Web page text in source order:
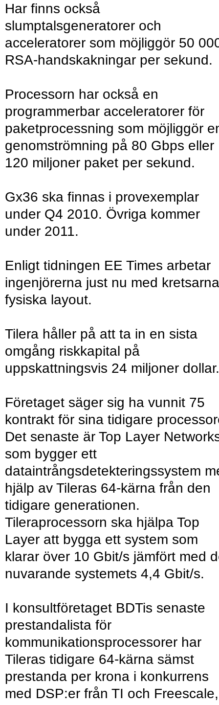
Har finns också
slumptalsgeneratorer och
acceleratorer som möjliggör 50
RSA-handskakningar per sekund.
Processorn har också en
programmerbar acceleratorer för
paketprocessning som möjliggör
genomströmning på 80 Gbps eller
120 miljoner paket per sekund.
Gx36 ska finnas i provexemplar
under Q4 2010. Övriga kommer
under 2011.
Enligt tidningen EE Times arbetar
ingenjörerna just nu med
fysiska layout.
Tilera håller på att ta in en sista
omgång riskkapital på
uppskattningsvis 24 miljoner dollar.
Företaget säger sig ha vunnit 75
kontrakt för sina tidigare
Det senaste är Top Layer
som bygger ett
dataintrångsdetekteringssystem
hjälp av Tileras 64-kärna från den
tidigare generationen.
Tileraprocessorn ska hjälpa Top
Layer att bygga ett system som
klarar över 10 Gbit/s jämfört med
nuvarande systemets 4,4 Gbit/s.
I konsultföretaget BDTis senaste
prestandalista för
kommunikationsprocessorer har
Tileras tidigare 64-kärna sämst
prestanda per krona i konkurrens
med DSP:er från TI och Freescale,